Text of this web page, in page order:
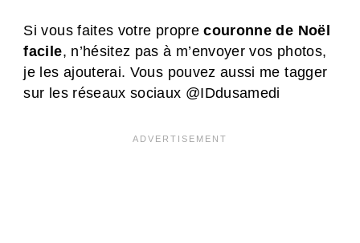
Si vous faites votre proprecouronne de Noël
facile, n’hésitez pas à m’envoyer vos photos,
je les ajouterai. Vous pouvez aussi me tagger
sur les réseaux sociaux @IDdusamedi